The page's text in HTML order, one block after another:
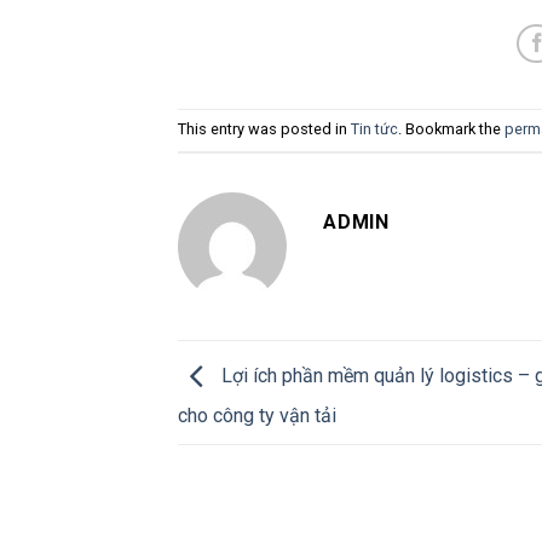
This entry was posted in Tin tức. Bookmark the
ADMIN
Lợi ích phần mềm quản lý logistics –
cho công ty vận tải